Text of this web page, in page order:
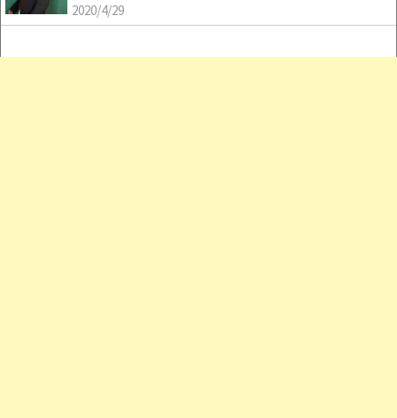
2020/4/29